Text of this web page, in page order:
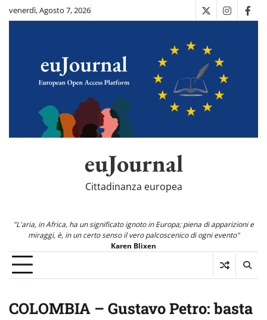
Skipvenerdì, Agosto 7, 2026 X
euJournal
Cittadinanza europea
"L'aria, in Africa, ha un significato ignoto in Europa; piena di apparizioni e
miraggi, è, in un certo senso il vero palcoscenico di ogni evento"
Karen Blixen
COLOMBIA – Gustavo Petro: basta